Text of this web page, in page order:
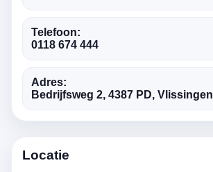
Telefoon:
0118 674 444
Adres:
Bedrijfsweg 2, 4387 PD, Vlissingen
Locatie